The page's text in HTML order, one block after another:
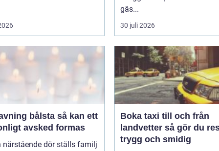
gäs...
30 juli 2026
bålsta så kan ett
avsked formas
närstående dör ställs familj
Boka taxi till och från
landvetter så gör du resan
trygg och smidig